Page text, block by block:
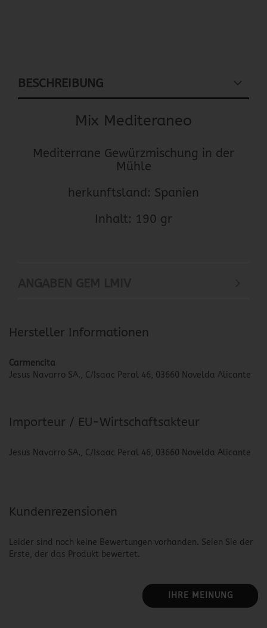
BESCHREIBUNG
Mix Mediteraneo
Mediterrane Gewürzmischung in der
Mühle
herkunftsland: Spanien
Inhalt: 190 gr
Hersteller Informationen
Carmencita
Jesus Navarro SA., C/Isaac Peral 46, 03660 Novelda Alicante
Importeur / EU-Wirtschaftsakteur
Jesus Navarro SA., C/Isaac Peral 46, 03660 Novelda Alicante
Kundenrezensionen
Leider sind noch keine Bewertungen vorhanden. Seien Sie der
Erste, der das Produkt bewertet.
IHRE MEINUNG